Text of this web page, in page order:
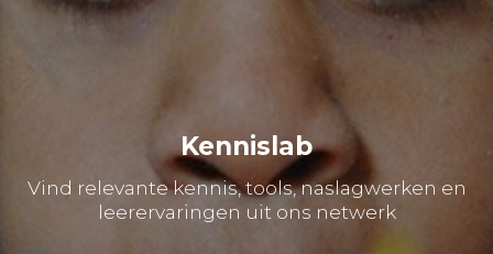
Kennislab
Vind relevante kennis, tools, naslagwerken en
leerervaringen uit ons netwerk